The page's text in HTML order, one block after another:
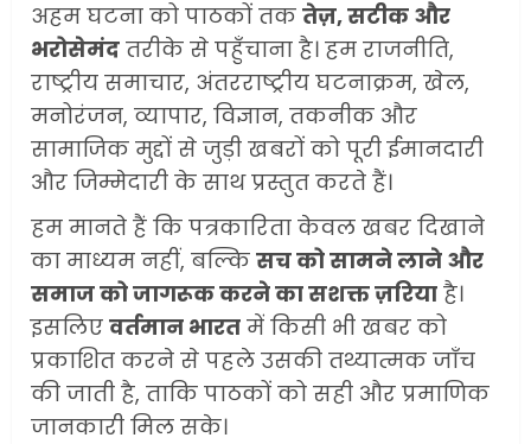
अहम घटना को पाठकों तक तेज़, सटीक और
भरोसेमंद तरीके से पहुँचाना है। हम राजनीति,
राष्ट्रीय समाचार, अंतरराष्ट्रीय घटनाक्रम, खेल,
मनोरंजन, व्यापार, विज्ञान, तकनीक और
सामाजिक मुद्दों से जुड़ी खबरों को पूरी ईमानदारी
और जिम्मेदारी के साथ प्रस्तुत करते हैं।
हम मानते हैं कि पत्रकारिता केवल खबर दिखाने
का माध्यम नहीं, बल्कि सच को सामने लाने और
समाज को जागरूक करने का सशक्त ज़रिया है।
इसलिए वर्तमान भारत में किसी भी खबर को
प्रकाशित करने से पहले उसकी तथ्यात्मक जाँच
की जाती है, ताकि पाठकों को सही और प्रमाणिक
जानकारी मिल सके।